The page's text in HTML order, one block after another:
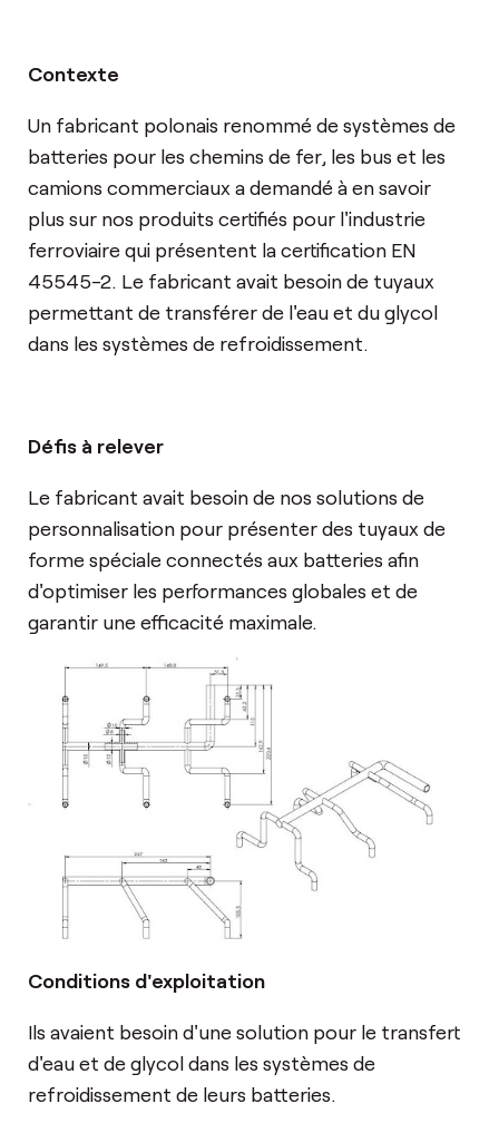
Contexte
Un fabricant polonais renommé de systèmes de
batteries pour les chemins de fer, les bus et les
camions commerciaux a demandé à en savoir
plus sur nos produits certifiés pour l'industrie
ferroviaire qui présentent la certification EN
45545-2. Le fabricant avait besoin de tuyaux
permettant de transférer de l'eau et du glycol
dans les systèmes de refroidissement.
Défis à relever
Le fabricant avait besoin de nos solutions de
personnalisation pour présenter des tuyaux de
forme spéciale connectés aux batteries afin
d'optimiser les performances globales et de
garantir une efficacité maximale.
Conditions d'exploitation
Ils avaient besoin d'une solution pour le transfert
d'eau et de glycol dans les systèmes de
refroidissement de leurs batteries.